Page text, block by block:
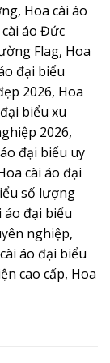
Hoa cài áo
áo Đức
Flag, Hoa
đại biểu
2026, Hoa
biểu xu
2026,
đại biểu uy
cài áo đại
số lượng
áo đại biểu
nghiệp,
áo đại biểu
cao cấp, Hoa